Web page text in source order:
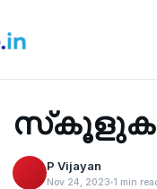
‹
P Vijayan
Nov 24, 2023 1 min